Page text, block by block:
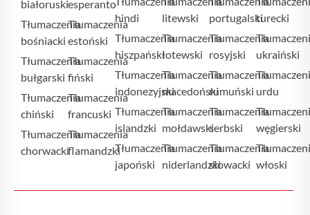
białoruski
Tłumaczenia
bośniacki
Tłumaczenia
bułgarski
Tłumaczenia
chiński
Tłumaczenia
chorwacki
esperanto
Tłumaczenia
estoński
Tłumaczenia
fiński
Tłumaczenia
francuski
Tłumaczenia
flamandzki
hindi
Tłumaczenia
hiszpański
Tłumaczenia
indonezyjski
Tłumaczenia
islandzki
Tłumaczenia
japoński
litewski
Tłumaczenia
łotewski
Tłumaczenia
macedoński
Tłumaczenia
mołdawski
Tłumaczenia
niderlandzki
portugalski
Tłumaczenia
rosyjski
Tłumaczenia
rumuński
Tłumaczenia
serbski
Tłumaczenia
słowacki
turecki
ukraiński
urdu
węgierski
włoski